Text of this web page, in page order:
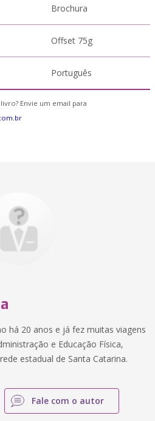
Brochura
Offset 75g
Português
Envie um email para
há 20 anos e já fez muitas viagens
e Educação Física,
estadual de Santa Catarina.
Fale com o autor